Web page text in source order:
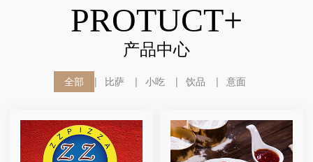
PROTUCT+
产品中心
全部 比萨 小吃 饮品 意面